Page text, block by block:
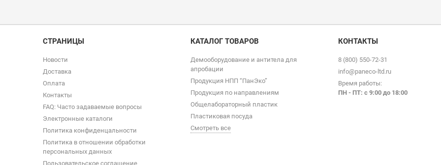
СТРАНИЦЫ
Новости
Доставка
Оплата
Контакты
FAQ: Часто задаваемые вопросы
Электронные каталоги
Политика конфиденцальности
Политика в отношении обработки
персональных данных
Пользовательское соглашение
КАТАЛОГ ТОВАРОВ
Демооборудование и антитела для
апробации
Продукция НПП “ПанЭко”
Продукция по направлениям
Общелабораторный пластик
Пластиковая посуда
Смотреть все
КОНТАКТЫ
8 (800) 550-72-31
info@paneco-ltd.ru
Время работы:
ПН - ПТ: с 9:00 до 18:00